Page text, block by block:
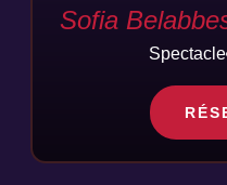
Sofia
Spectacle